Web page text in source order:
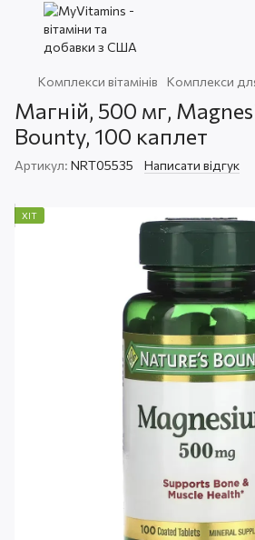
Комплекси вітамінів Комплекси для
Магній, 500 мг,
Bounty, 100 каплет
Артикул: NRT05535 Написати відгук
ХІТ